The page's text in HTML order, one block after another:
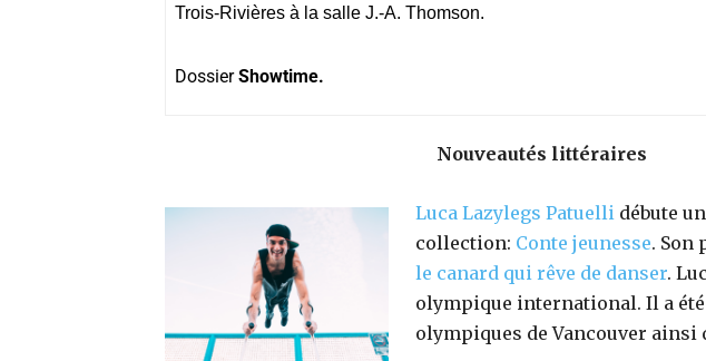
Trois-Rivières à la salle J.-A. Thomson.
DossierShowtime.
Nouveautés littéraires
Luca Lazylegs Patuelli débute
collection: Conte jeunesse. Son
le canard qui rêve de danser.
olympique international. Il a
olympiques de Vancouver ainsi